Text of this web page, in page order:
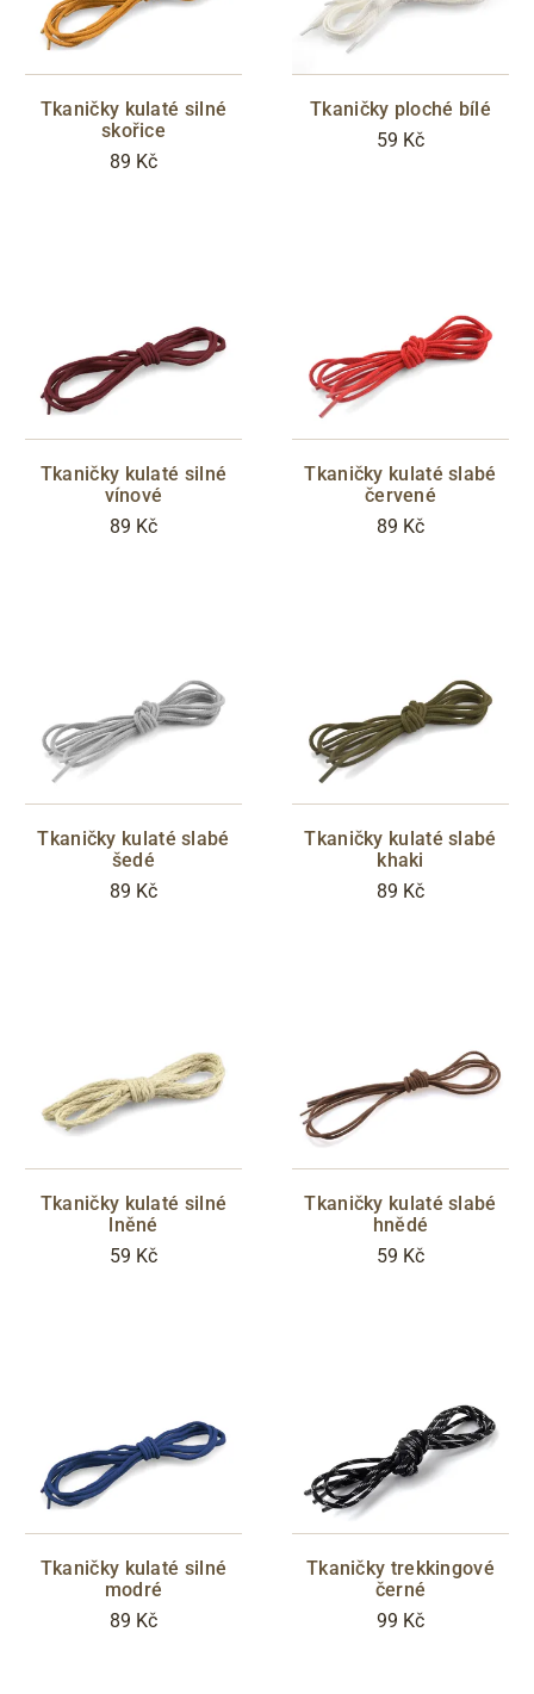
Tkaničky kulaté silné
skořice
89 Kč
Tkaničky ploché bílé
59 Kč
Tkaničky kulaté silné
vínové
89 Kč
Tkaničky kulaté slabé
červené
89 Kč
Tkaničky kulaté slabé
šedé
89 Kč
Tkaničky kulaté slabé
khaki
89 Kč
Tkaničky kulaté silné
lněné
59 Kč
Tkaničky kulaté slabé
hnědé
59 Kč
Tkaničky kulaté silné
modré
89 Kč
Tkaničky trekkingové
černé
99 Kč